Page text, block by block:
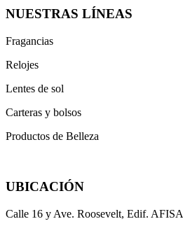
NUESTRAS LÍNEAS
Fragancias
Relojes
Lentes de sol
Carteras y bolsos
Productos de Belleza
UBICACIÓN
Calle 16 y Ave. Roosevelt, Edif. AFISA